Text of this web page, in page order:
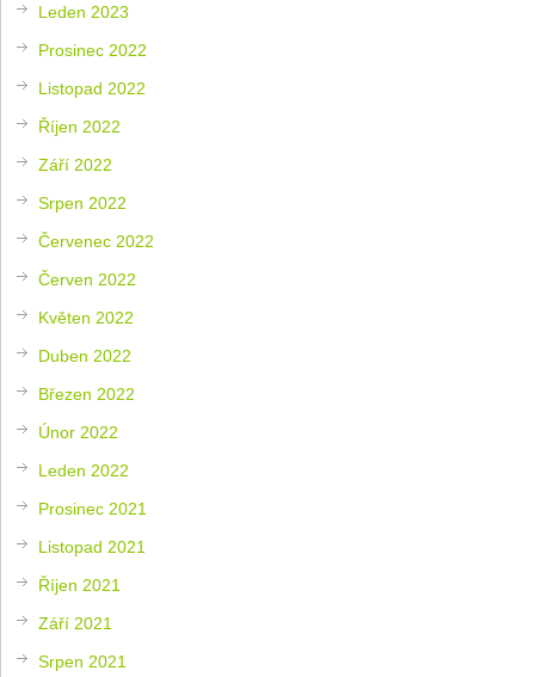
Leden 2023
Prosinec 2022
Listopad 2022
Říjen 2022
Září 2022
Srpen 2022
Červenec 2022
Červen 2022
Květen 2022
Duben 2022
Březen 2022
Únor 2022
Leden 2022
Prosinec 2021
Listopad 2021
Říjen 2021
Září 2021
Srpen 2021